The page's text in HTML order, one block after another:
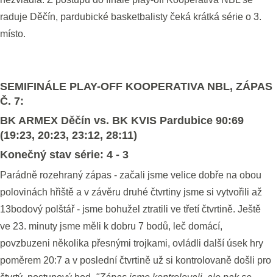
raduje Děčín, pardubické basketbalisty čeká krátká série o 3.
místo.
SEMIFINÁLE PLAY-OFF KOOPERATIVA NBL, ZÁPAS
Č. 7:
BK ARMEX Děčín vs. BK KVIS Pardubice 90:69
(19:23, 20:23, 23:12, 28:11)
Konečný stav série: 4 - 3
Parádně rozehraný zápas - začali jsme velice dobře na obou
polovinách hřiště a v závěru druhé čtvrtiny jsme si vytvořili až
13bodový polštář - jsme bohužel ztratili ve třetí čtvrtině. Ještě
ve 23. minuty jsme měli k dobru 7 bodů, leč domácí,
povzbuzeni několika přesnými trojkami, ovládli další úsek hry
poměrem 20:7 a v poslední čtvrtině už si kontrolovaně došli pro